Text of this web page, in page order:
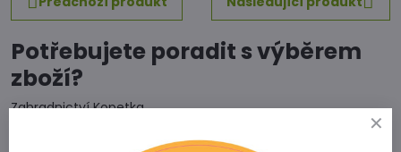
Potřebujete poradit s výběrem
zboží?
Zahradnictví Kopetka
671 75 Loděnice u Moravského Krumlova